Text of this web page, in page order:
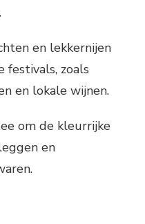
en lekkernijen
festivals, zoals
en lokale wijnen.
om de kleurrijke
en